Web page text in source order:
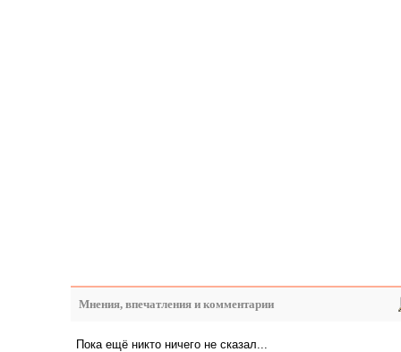
Мнения, впечатления и комментарии
Пока ещё никто ничего не сказал...